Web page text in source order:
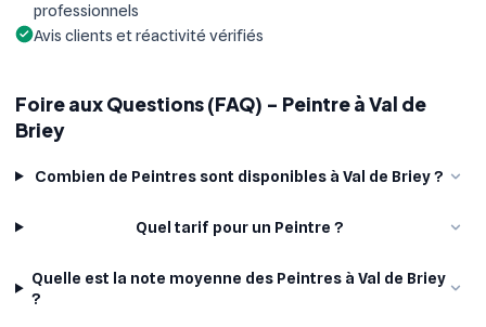
professionnels
Avis clients et réactivité vérifiés
Foire aux Questions (FAQ) - Peintre à Val de
Briey
Combien de Peintres sont disponibles à Val de Briey ?
Quel tarif pour un Peintre ?
Quelle est la note moyenne des Peintres à Val de Briey
?